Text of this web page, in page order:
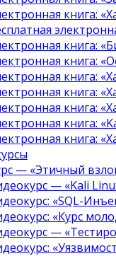
книга:
книга:
книга:
книга:
книга:
книга:
книга:
книга:
— «Этичный
— «Kali
«SQL-
«Курс
—